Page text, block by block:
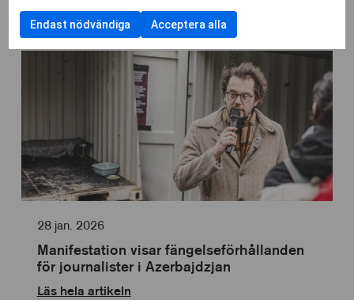
Läs hela artikeln
28 jan. 2026
Manifestation visar fängelseförhållanden
för journalister i Azerbajdzjan
Läs hela artikeln
Funktionella
cookies
till
användning
av
Cookies
att
samtycka
anpassning
Endast nödvändiga Acceptera alla